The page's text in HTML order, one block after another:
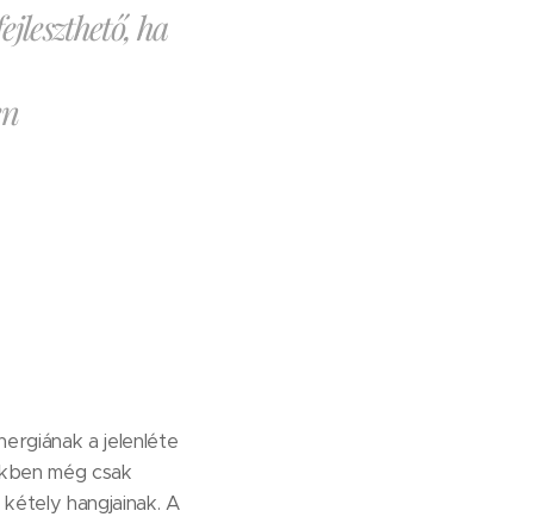
ha
a jelenléte
még csak
hangjainak. A